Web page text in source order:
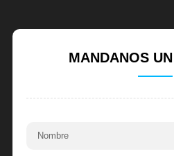
MANDANOS